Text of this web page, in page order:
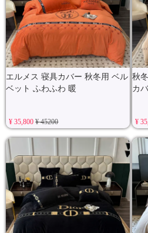
エルメス 寝具カバー 秋冬用 ベル
ベット ふわふわ 暖
¥ 35,800¥ 45200
秋
カ
¥